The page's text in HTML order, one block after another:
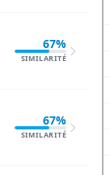
67%
SIMILARITÉ
67%
SIMILARITÉ